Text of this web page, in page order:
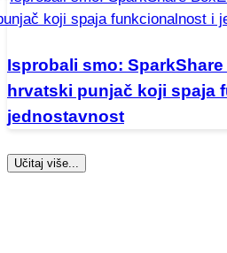
Isprobali smo:
hrvatski punjač koji spaja
jednostavnost
Učitaj više...